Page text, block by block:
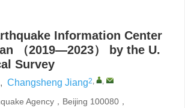
Information Center
（2019—2023） by the U.
Survey
, Changsheng Jiang2, ,
Agency，Beijing 100080，